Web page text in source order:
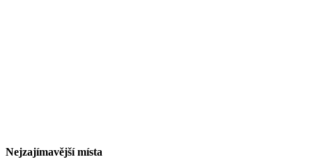
Nejzajímavější místa